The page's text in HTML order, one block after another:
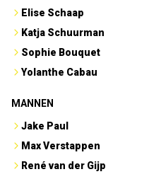
Elise Schaap
Katja Schuurman
Sophie Bouquet
Yolanthe Cabau
MANNEN
Jake Paul
Max Verstappen
René van der Gijp